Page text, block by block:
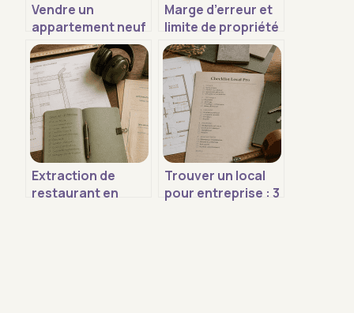
Vendre un
appartement neuf
rapidement :
stratégies,
erreurs et prix
Marge d’erreur et
limite de propriété
: ce que vous
devez vraiment
savoir
Extraction de
restaurant en
Trouver un local
pour entreprise : 3